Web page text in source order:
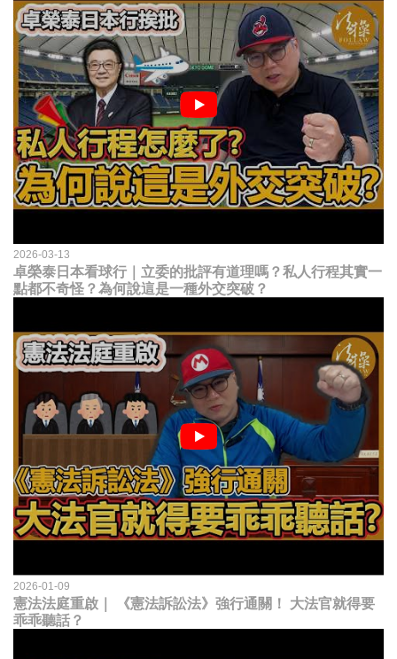
2026-03-13
卓榮泰日本看球行｜立委的批評有道理嗎？私人行程其實一
點都不奇怪？為何說這是一種外交突破？
2026-01-09
憲法法庭重啟｜ 《憲法訴訟法》強行通關！ 大法官就得要
乖乖聽話？